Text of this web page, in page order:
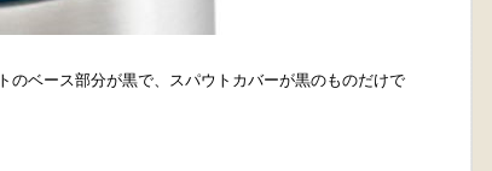
のベース部分が黒で、スパウトカバーが黒のものだけで